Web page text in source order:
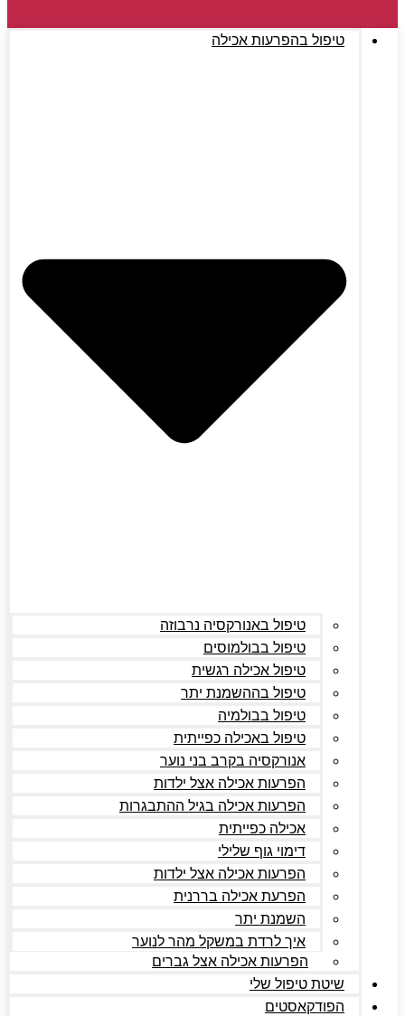
טיפול בהפרעות אכילה
טיפול באנורקסיה נרבוזה
טיפול בבולמוסים
טיפול אכילה רגשית
טיפול בההשמנת יתר
טיפול בבולמיה
טיפול באכילה כפייתית
אנורקסיה בקרב בני נוער
הפרעות אכילה אצל ילדות
הפרעות אכילה בגיל ההתבגרות
אכילה כפייתית
דימוי גוף שלילי
הפרעות אכילה אצל ילדות
הפרעת אכילה בררנית
השמנת יתר
איך לרדת במשקל מהר לנוער
הפרעות אכילה אצל גברים
שיטת טיפול שלי
הפודקאסטים